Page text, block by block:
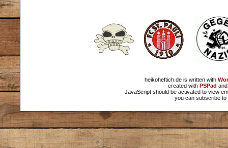
heikoheftich.de is written with
created with PSPad
JavaScript should be activated to view
you can subscribe